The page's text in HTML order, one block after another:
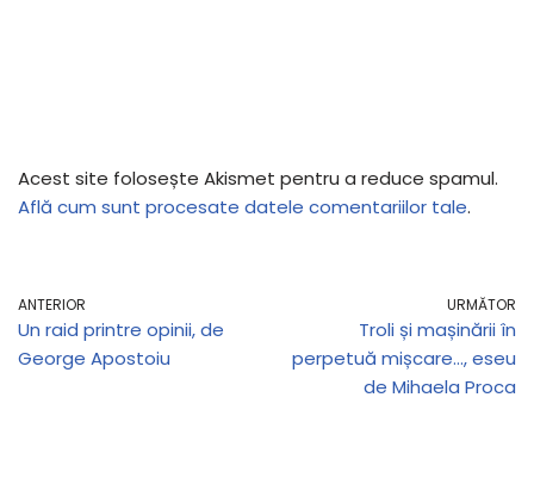
Acest site folosește Akismet pentru a reduce spamul.
Află cum sunt procesate datele comentariilor tale.
ANTERIOR
Un raid printre opinii, de
George Apostoiu
URMĂTOR
Troli și mașinării în
perpetuă mișcare…, eseu
de Mihaela Proca